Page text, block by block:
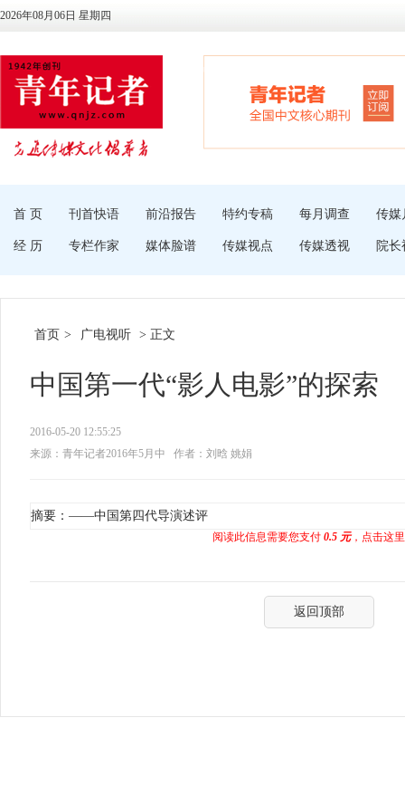
2026年08月06日 星期四
首 页 刊首快语 前沿报告 特约专稿 每月调查 传媒
经 历 专栏作家 媒体脸谱 传媒视点 传媒透视 院长
首页 > 广电视听 > 正文
中国第一代“影人电影”的探索
2016-05-20 12:55:25
来源：青年记者2016年5月中
作者：刘晗 姚娟
摘要：——中国第四代导演述评
阅读此信息需要您支付 0.5 元，点击这
返回顶部